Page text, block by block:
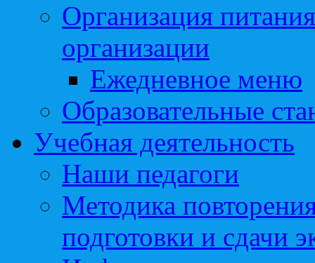
Организация
организации
Ежедневное меню
Образовательные
Учебная деятельность
Наши педагоги
Методика
подготовки и сдачи